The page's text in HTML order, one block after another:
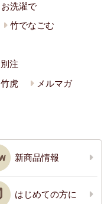
お洗濯で
竹でなごむ
別注
竹虎
メルマガ
新商品情報
はじめての方に